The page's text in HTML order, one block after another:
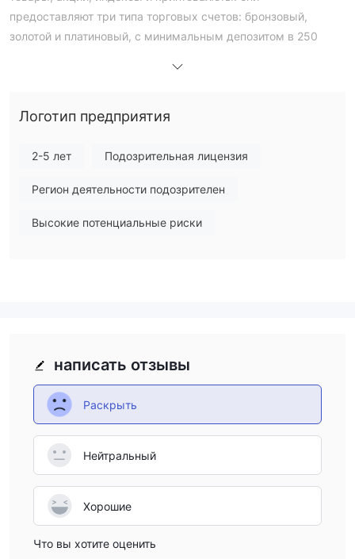
предоставляют три типа торговых счетов: бронзовый,
золотой и платиновый, с минимальным депозитом в 250
Group работает с торговой веб-платформой и принимает
депозитов.
мошенничеством, и при работе с ними следует проявлять
осторожность. торговля с нелицензированным брокером,
признанных регулирующих органов и предлагающих
прозрачные и надежные условия торговли.
BTX Groupпредлагает различные торговые инструменты,
включая форекс, сырьевые товары, акции, индексы и
криптовалюты. клиенты могут участвовать в торговле
валютными парами, торговать физическими товарами,
инвестировать в отдельные акции, спекулировать на
рыночных показателях и пользоваться преимуществами
учитывать легитимность и надежность брокера, прежде
Логотип предприятия
2-5 лет Подозрительная лицензия
Регион деятельности подозрителен
Высокие потенциальные риски
написать отзывы
Раскрыть
Нейтральный
Хорошие
Что вы хотите оценить